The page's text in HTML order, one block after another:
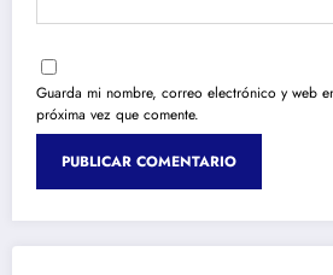
Guarda mi nombre, correo electrónico y web
próxima vez que comente.